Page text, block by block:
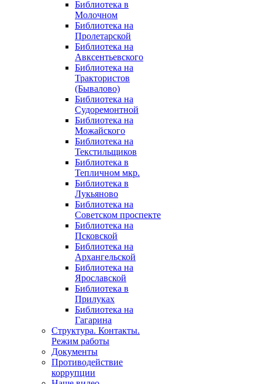
Библиотека в
Молочном
Библиотека на
Пролетарской
Библиотека на
Авксентьевского
Библиотека на
Трактористов
(Бывалово)
Библиотека на
Судоремонтной
Библиотека на
Можайского
Библиотека на
Текстильщиков
Библиотека в
Тепличном мкр.
Библиотека в
Лукьяново
Библиотека на
Советском проспекте
Библиотека на
Псковской
Библиотека на
Архангельской
Библиотека на
Ярославской
Библиотека в
Прилуках
Библиотека на
Гагарина
Структура. Контакты.
Режим работы
Документы
Противодействие
коррупции